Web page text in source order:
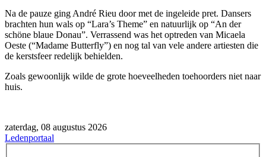
Na de pauze ging André Rieu door met de ingeleide pret. Dansers
brachten hun wals op “Lara’s Theme” en natuurlijk op “An der
schöne blaue Donau”. Verrassend was het optreden van Micaela
Oeste (“Madame Butterfly”) en nog tal van vele andere artiesten die
de kerstsfeer redelijk behielden.
Zoals gewoonlijk wilde de grote hoeveelheden toehoorders niet naar
huis.
zaterdag, 08 augustus 2026
Ledenportaal